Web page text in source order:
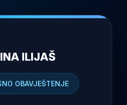
ILIJAŠ
OBAVJEŠTENJE